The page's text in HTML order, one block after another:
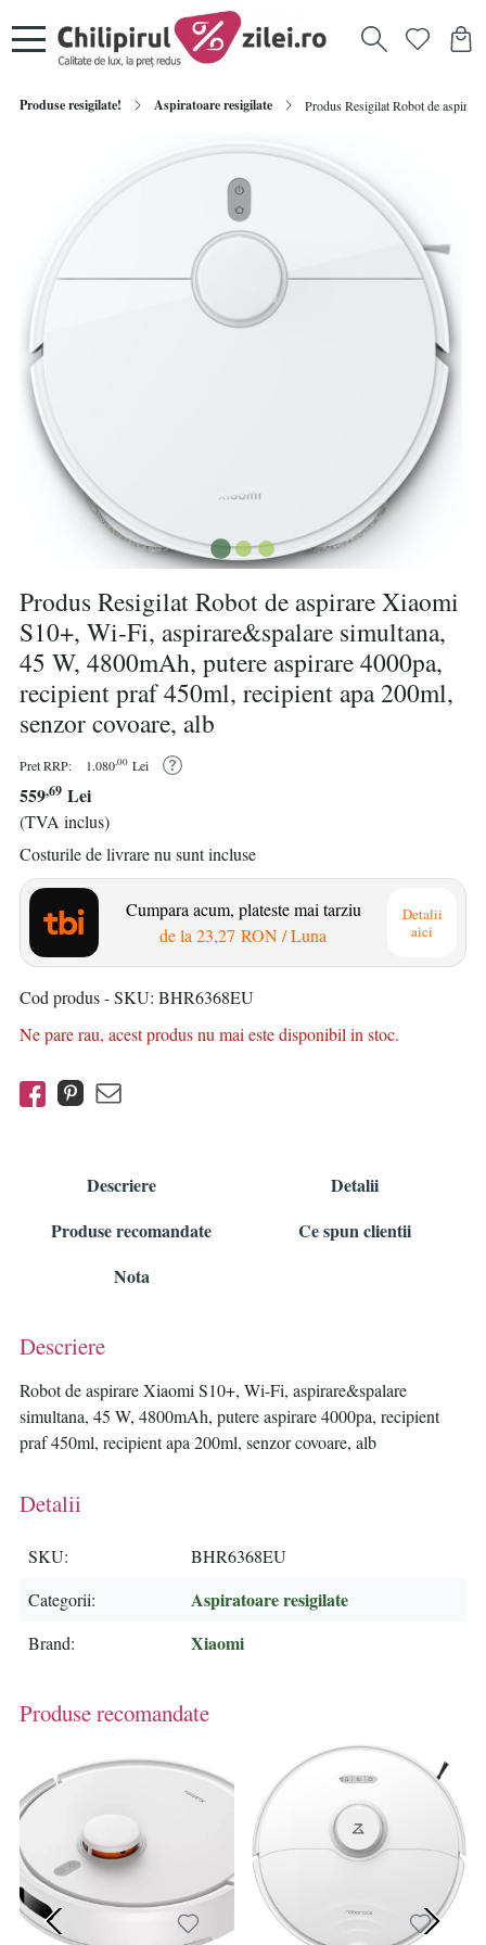
Produse resigilate! Aspiratoare resigilate Produs Resigilat Robot de
Produs Resigilat Robot de aspirare Xiaomi
S10+, Wi-Fi, aspirare&spalare simultana,
45 W, 4800mAh, putere aspirare 4000pa,
recipient praf 450ml, recipient apa 200ml,
senzor covoare, alb
Pret RRP: 1.080,00 Lei
559,69 Lei
(TVA inclus)
Costurile de livrare nu sunt incluse
Cumpara acum, plateste mai tarziu
de la 23,27 RON/ Luna
Detalii
aici
Cod produs - SKU BHR6368EU
Ne pare rau, acest produs nu mai este disponibil in stoc.
Descriere
Detalii
Produse recomandate
Ce spun clientii
Nota
Descriere
Robot de aspirare Xiaomi S10+, Wi-Fi, aspirare&spalare
simultana, 45 W, 4800mAh, putere aspirare 4000pa, recipient
praf 450ml, recipient apa 200ml, senzor covoare, alb
Detalii
SKU
BHR6368EU
Categorii
Aspiratoare resigilate
Brand Xiaomi
Produse recomandate